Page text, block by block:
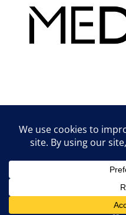
Lifestyle
© 2026 vipcast.hu